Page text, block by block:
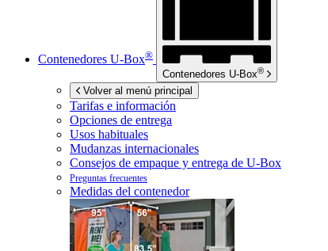
Contenedores U-Box®
Contenedores U-Box®
Volver al menú principal
Tarifas e información
Opciones de entrega
Usos habituales
Mudanzas internacionales
Consejos de empaque y entrega de U-Box
Preguntas frecuentes
Medidas del contenedor